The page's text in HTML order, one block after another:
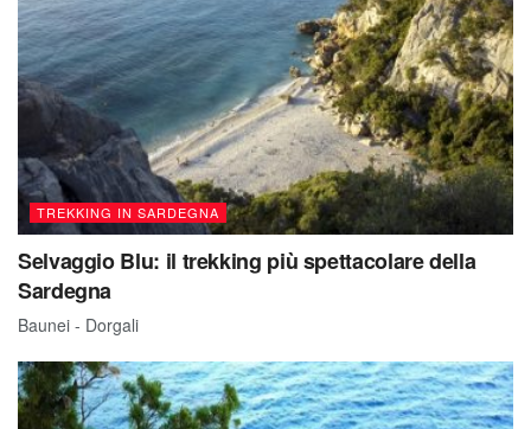
TREKKING IN SARDEGNA
Selvaggio Blu: il trekking più spettacolare della
Sardegna
Baunei - Dorgali